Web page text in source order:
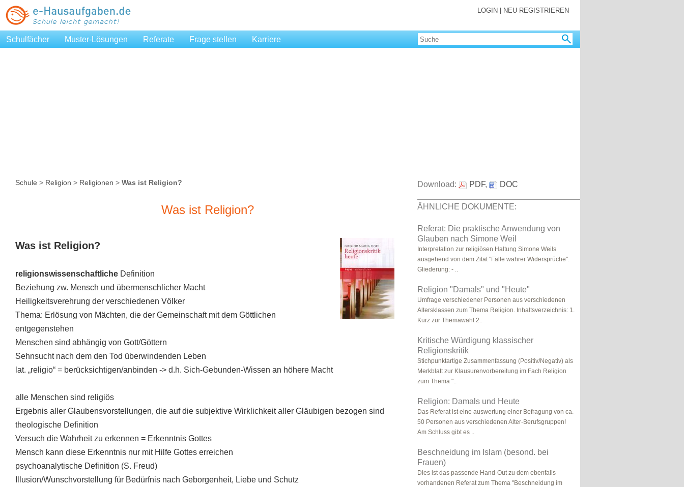
LOGIN NEU REGISTRIEREN
Schulfächer Muster-Lösungen Referate Frage stellen Karriere
Schule > Religion > Religionen > Was ist Religion?
Was ist Religion?
Was ist Religion?
religionswissenschaftliche Definition
Beziehung zw. Mensch und übermenschlicher Macht
Heiligkeitsverehrung der verschiedenen Völker
Thema: Erlösung von Mächten, die der Gemeinschaft mit dem Göttlichen
entgegenstehen
Menschen sind abhängig von Gott/Göttern
Sehnsucht nach dem den Tod überwindenden Leben
lat. „religio“ = berücksichtigen/anbinden -> d.h. Sich-Gebunden-Wissen an höhere Macht
alle Menschen sind religiös
Ergebnis aller Glaubensvorstellungen, die auf die subjektive Wirklichkeit aller Gläubigen bezogen sind
theologische Definition
Versuch die Wahrheit zu erkennen = Erkenntnis Gottes
Mensch kann diese Erkenntnis nur mit Hilfe Gottes erreichen
psychoanalytische Definition (S. Freud)
Illusion/Wunschvorstellung für Bedürfnis nach Geborgenheit, Liebe und Schutz
Download: PDF, DOC
ÄHNLICHE DOKUMENTE:
Referat: Die praktische Anwendung von
Glauben nach Simone Weil
Interpretation zur religiösen Haltung Simone Weils
ausgehend von dem Zitat "Fälle wahrer Widersprüche".
Gliederung: - ..
Religion "Damals" und "Heute"
Umfrage verschiedener Personen aus verschiedenen
Altersklassen zum Thema Religion. Inhaltsverzeichnis: 1.
Kurz zur Themawahl 2..
Kritische Würdigung klassischer
Religionskritik
Stichpunktartige Zusammenfassung (Positiv/Negativ) als
Merkblatt zur Klausurenvorbereitung im Fach Religion
zum Thema "..
Religion: Damals und Heute
Das Referat ist eine auswertung einer Befragung von ca.
50 Personen aus verschiedenen Alter-Berufsgruppen!
Am Schluss gibt es ..
Beschneidung im Islam (besond. bei
Frauen)
Dies ist das passende Hand-Out zu dem ebenfalls
vorhandenen Referat zum Thema "Beschneidung im